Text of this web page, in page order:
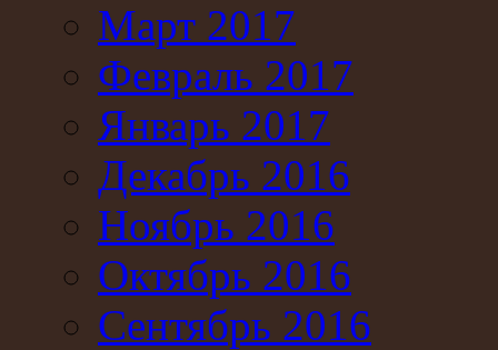
Март 2017
Февраль 2017
Январь 2017
Декабрь 2016
Ноябрь 2016
Октябрь 2016
Сентябрь 2016